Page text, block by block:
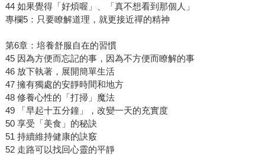
44 如果覺得「好煩喔」、「真不想看到那個人」
專欄5：只要瞭解道理，就更接近禪的精神
第6章：培養舒服自在的習慣
45 因為方便而忘記的事，因為不方便而瞭解的事
46 放下執著，展開簡單生活
47 擁有獨處的安靜時間和地方
48 修養心性的「打掃」魔法
49 「早起十五分鐘」，改變一天的充實度
50 享受「美食」的秘訣
51 持續維持健康的訣竅
52 走路可以找回心靈的平靜